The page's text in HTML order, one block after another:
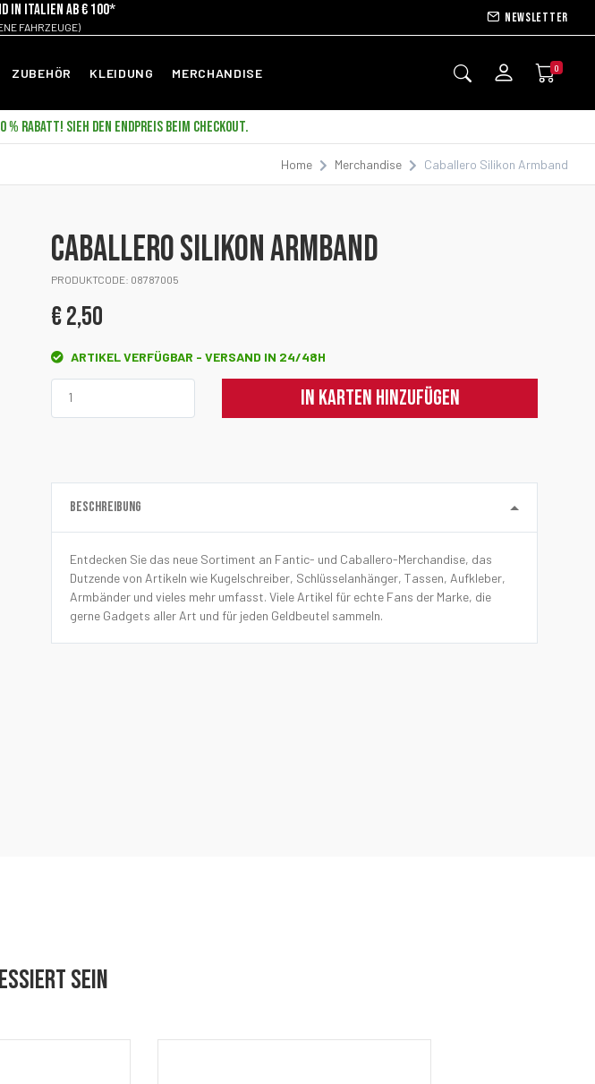
IN ITALIEN AB € 100*
FAHRZEUGE)
Newsletter
ZUBEHÖR KLEIDUNG MERCHANDISE 0
RABATT! SIEH DEN ENDPREIS BEIM CHECKOUT.
Home Merchandise Caballero Silikon Armband
CABALLERO SILIKON ARMBAND
PRODUKTCODE: 08787005
€ 2,50
ARTIKEL VERFÜGBAR - VERSAND IN 24/48H
IN KARTEN HINZUFÜGEN
BESCHREIBUNG
Entdecken Sie das neue Sortiment an Fantic- und Caballero-Merchandise, das
Dutzende von Artikeln wie Kugelschreiber, Schlüsselanhänger, Tassen, Aufkleber,
Armbänder und vieles mehr umfasst. Viele Artikel für echte Fans der Marke, die
gerne Gadgets aller Art und für jeden Geldbeutel sammeln.
SEIN